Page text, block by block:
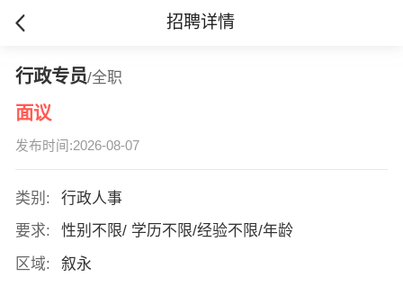
招聘详情
行政专员/全职
面议
发布时间:2026-08-07
类别:
行政人事
要求:
性别不限/ 学历不限/经验不限/年龄
区域:
叙永